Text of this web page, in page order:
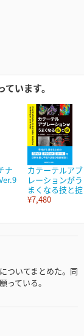
います。
ナ
カテーテルアブ
レーションがう
まくなる技と掟
¥7,480
ついてまとめた。同
っている。